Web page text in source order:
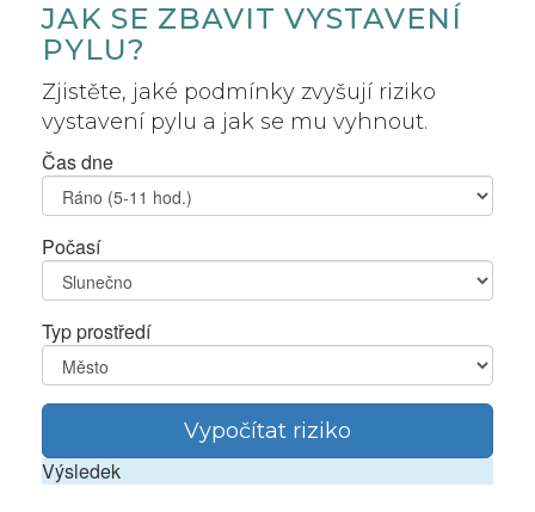
JAK SE ZBAVIT VYSTAVENÍ
PYLU?
Zjistěte, jaké podmínky zvyšují riziko
vystavení pylu a jak se mu vyhnout.
Čas dne
Počasí
Typ prostředí
Vypočítat riziko
Výsledek